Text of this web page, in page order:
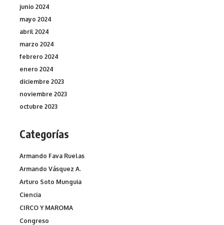
junio 2024
mayo 2024
abril 2024
marzo 2024
febrero 2024
enero 2024
diciembre 2023
noviembre 2023
octubre 2023
Categorías
Armando Fava Ruelas
Armando Vásquez A.
Arturo Soto Munguia
Ciencia
CIRCO Y MAROMA
Congreso